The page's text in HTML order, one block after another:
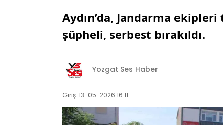
Aydın’da, Jandarma
şüpheli, serbest bırakıldı.
Yozgat Ses Haber
Giriş: 13-05-2026 16:11